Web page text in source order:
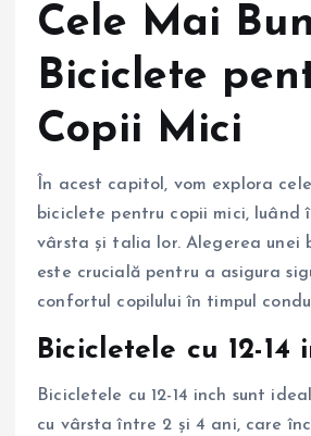
Cele Mai
Biciclete
Copii Mici
În acest capitol, vom explora
biciclete pentru copii mici, luând
vârsta și talia lor. Alegerea unei
este crucială pentru a asigura
confortul copilului în timpul
Bicicletele cu 12-14
Bicicletele cu 12-14 inch sunt
cu vârsta între 2 și 4 ani, care